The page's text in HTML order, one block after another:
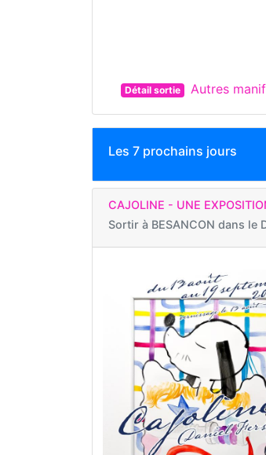
Détail sortie Autres
Les 7 prochains jours
CAJOLINE - UNE
Sortir à BESANCON dans le